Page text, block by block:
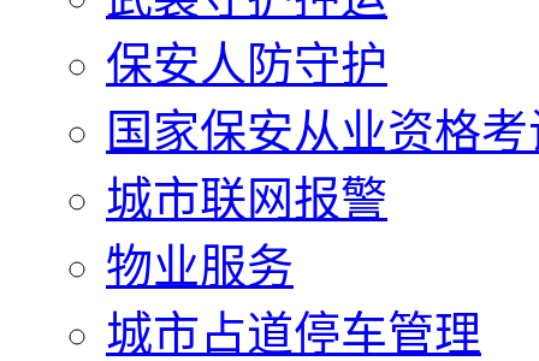
保安人防守护
国家保安从业资格
城市联网报警
物业服务
城市占道停车管理